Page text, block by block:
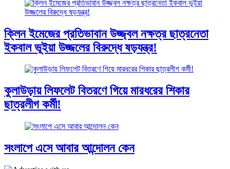
ক্লিন ইমেজের প্রতিভাবান উজ্জ্বল নক্ষত্র ছাত্রনেতা
ইকবাল ভূইয়া উজ্জলের বিরুদ্ধে ষড়যন্ত্র!
কুলাউড়ায় লিফলেট বিতরণে গিয়ে মারধরের শিকার
ছাত্রলীগ কর্মী!
সংলাপে এসে আবার আন্দোলন কেন